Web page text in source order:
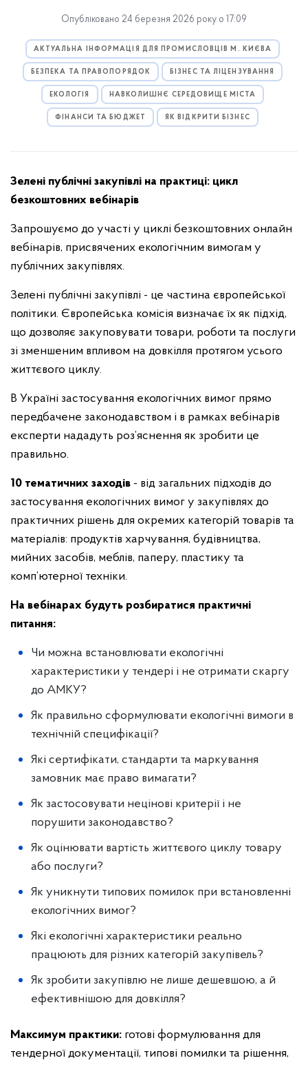
Опубліковано 24 березня 2026 року о 17:09
АКТУАЛЬНА ІНФОРМАЦІЯ ДЛЯ ПРОМИСЛОВЦІВ М. КИЄВА
БЕЗПЕКА ТА ПРАВОПОРЯДОК БІЗНЕС ТА ЛІЦЕНЗУВАННЯ
ЕКОЛОГІЯ НАВКОЛИШНЄ СЕРЕДОВИЩЕ МІСТА
ФІНАНСИ ТА БЮДЖЕТ ЯК ВІДКРИТИ БІЗНЕС
Зелені публічні закупівлі на практиці: цикл
безкоштовних вебінарів
Запрошуємо до участі у циклі безкоштовних онлайн
вебінарів, присвячених екологічним вимогам у
публічних закупівлях.
Зелені публічні закупівлі - це частина європейської
політики. Європейська комісія визначає їх як підхід,
що дозволяє закуповувати товари, роботи та послуги
зі зменшеним впливом на довкілля протягом усього
життєвого циклу.
В Україні застосування екологічних вимог прямо
передбачене законодавством і в рамках вебінарів
експерти нададуть роз’яснення як зробити це
правильно.
10 тематичних заходів - від загальних підходів до
застосування екологічних вимог у закупівлях до
практичних рішень для окремих категорій товарів та
матеріалів: продуктів харчування, будівництва,
мийних засобів, меблів, паперу, пластику та
комп’ютерної техніки.
На вебінарах будуть розбиратися практичні
питання:
Чи можна встановлювати екологічні
характеристики у тендері і не отримати скаргу
до АМКУ?
Як правильно сформулювати екологічні вимоги в
технічній специфікації?
Які сертифікати, стандарти та маркування
замовник має право вимагати?
Як застосовувати нецінові критерії і не
порушити законодавство?
Як оцінювати вартість життєвого циклу товару
або послуги?
Як уникнути типових помилок при встановленні
екологічних вимог?
Які екологічні характеристики реально
працюють для різних категорій закупівель?
Як зробити закупівлю не лише дешевшою, а й
ефективнішою для довкілля?
Максимум практики: готові формулювання для
тендерної документації, типові помилки та рішення,